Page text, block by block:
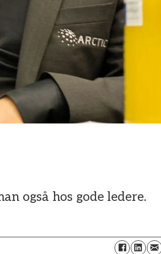
også hos gode ledere.